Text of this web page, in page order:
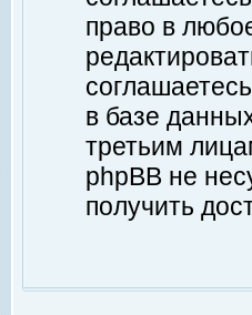
право в
в базе
третьим
phpBB не
получить